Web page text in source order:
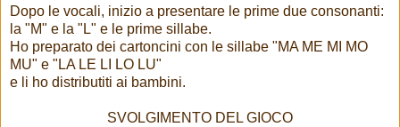
Dopo le vocali, inizio a presentare le prime due consonanti:
la "M" e la "L" e le prime sillabe.
Ho preparato dei cartoncini con le sillabe "MA ME MI MO
MU" e "LA LE LI LO LU"
e li ho distributiti ai bambini.
SVOLGIMENTO DEL GIOCO